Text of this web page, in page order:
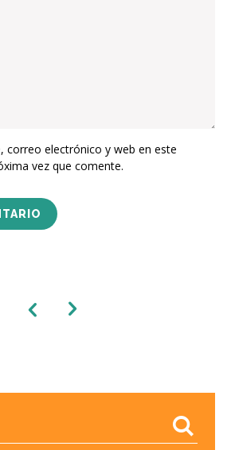
correo electrónico y web en este
vez que comente.